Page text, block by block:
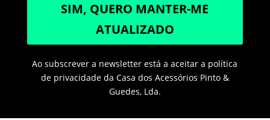
SIM, QUERO MANTER-ME
ATUALIZADO
Ao subscrever a newsletter está a aceitar a política
de privacidade da Casa dos Acessórios Pinto &
Guedes, Lda.